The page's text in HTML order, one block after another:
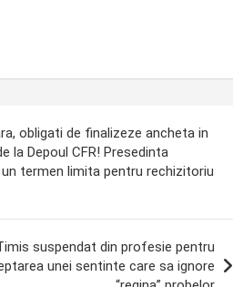
obligati de finalizeze ancheta in
la Depoul CFR! Presedinta
termen limita pentru rechizitoriu
suspendat din profesie pentru
unei sentinte care sa ignore